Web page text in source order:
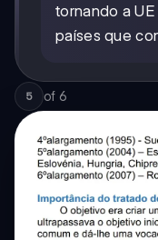
tornando a
países que
5 of 6